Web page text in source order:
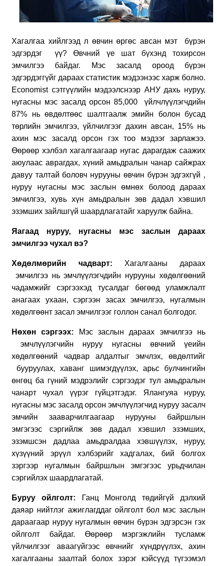
Хагалгаа хийлгээд л өвчин өргөс авсан мэт бүрэн
эдгэрдэг үү?Өвчний үе шат бүхэнд тохирсон
эмчилгээ байдаг.
Мэс засалд ороод бүрэн
эдгэрдэггүйг дараах статистик мэдээнээс харж болно.
Economist сэтгүүлийн мэдээлснээр АНУ дахь нуруу,
нугасны мэс засалд орсон 85,000 үйлчлүүлэгчдийн
87% нь өвдөлтөөс шалтгаалж эмийн болон бусад
төрлийн эмчилгээ, үйлчилгээг дахин авсан, 15% нь
ахин мэс засалд орсон гэх тоо мэдээг зарлажээ.
Өөрөөр хэлбэл хагалгаагаар нугас дарагдаж саажих
аюулаас аврагдах, хүний амьдралын чанар сайжрах
давуу талтай боловч нурууны өвчин бүрэн эдгэхгүй ,
нуруу нугасны мэс заслын өмнөх болоод дараах
эмчилгээ, хувь хүн амьдралын зөв дадал хэвшил
эзэмших зайлшгүй шаардлагатайг харуулж байна.
Яагаад нуруу, нугасны мэс заслын дараах
эмчилгээ чухал вэ?
Хөдөлмөрийн чадварт: Хагалгааны дараах
эмчилгээ нь эмчлүүлэгчдийн нурууны хөдөлгөөний
чадамжийг сэргээхэд тусалдаг бөгөөд уламжлалт
анагаах ухаан, сэргээн засах эмчилгээ, нугалмын
хөдөлгөөнт засал эмчилгээг голлон санал болгодог.
Нөхөн сэргээх:
Мэс заслын дараах эмчилгээ нь
эмчлүүлэгчийн нуруу нугасны өвчний үеийн
хөдөлгөөний чадвар алдалтыг эмчлэх, өвдөлтийг
бууруулах, хаванг шимэгдүүлэх, арьс булчингийн
өнгөц ба гүний мэдрэлийг сэргээдэг тул амьдралын
чанарт чухал үүрэг гүйцэтгэдэг. Ялангуяа нуруу,
нугасны мэс засалд орсон эмчлүүлэгчид нуруу засалч
эмчийн зааварчилгаагаар нурууны байршлын
эмгэгээс сэргийлж зөв дадал хэвшил эзэмших,
эзэмшсэн дадлаа амьдралдаа хэвшүүлэх, нуруу,
хүзүүний эрүүл хэлбэрийг хадгалах, бий болгох
зэргээр нугалмын байршлын эмгэгээс урьдчилан
сэргийлэх шаардлагатай.
Буруу ойлголт:
Ганц Монголд төдийгүй дэлхий
даяар нийтлэг ажиглагддаг ойлголт бол мэс заслын
дараагаар нуруу нугалмын өвчин бүрэн эдгэрсэн гэх
ойлголт байдаг. Өөрөөр мэргэжлийн тусламж
үйлчилгээг аваагүйгээс өвчнийг хүндрүүлэх, ахин
хагалгааны заалтай болох зэрэг кэйсүүд түгээмэл